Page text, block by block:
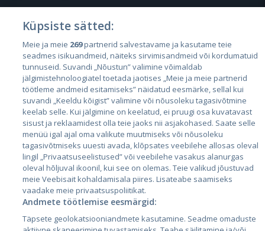
Riigid
Eesti
Läti
Leedu
City24.lv
City24.ee
CVbankas.lt
Kainos.lt
Küpsiste sätted:
Meie ja meie 269partnerid salvestavame ja kasutame teie
seadmes isikuandmeid, näiteks sirvimisandmeid või kordumatuid
tunnuseid. Suvandi „Nõustun” valimine võimaldab
jälgimistehnoloogiatel toetada jaotises „Meie ja meie partnerid
töötleme andmeid esitamiseks” näidatud eesmärke, sellal kui
suvandi „Keeldu kõigist” valimine või nõusoleku tagasivõtmine
keelab selle. Kui jälgimine on keelatud, ei pruugi osa kuvatavast
sisust ja reklaamidest olla teie jaoks nii asjakohased. Saate selle
menüü igal ajal oma valikute muutmiseks või nõusoleku
tagasivõtmiseks uuesti avada, klõpsates veebilehe allosas oleval
lingil „Privaatsuseelistused” või veebilehe vasakus alanurgas
oleval hõljuval ikoonil, kui see on olemas. Teie valikud jõustuvad
meie Veebisait kohaldamisala piires. Lisateabe saamiseks
vaadake meie privaatsuspoliitikat.
Andmete töötlemise eesmärgid:
Täpsete geolokatsiooniandmete kasutamine. Seadme omaduste